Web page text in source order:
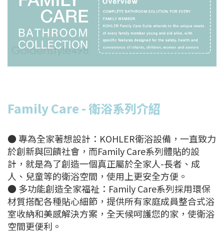
Family Care - 衛浴系列介紹
● 專為全家著想設計：KOHLER衛浴設備，一直致力
於創新與回饋社會，而Family Care系列體貼的設
計，就是為了創造一個真正屬於全家人-長者、成
人、兒童等的衛浴空間，使用上更安全方便。
● 多功能創造全家福祉：Family Care系列採用環保
材質搭配各種貼心細節，提供所有家庭成員整合式浴
室收納和美感解決方案，全天候呵護您的家，使衛浴
空間更便利。